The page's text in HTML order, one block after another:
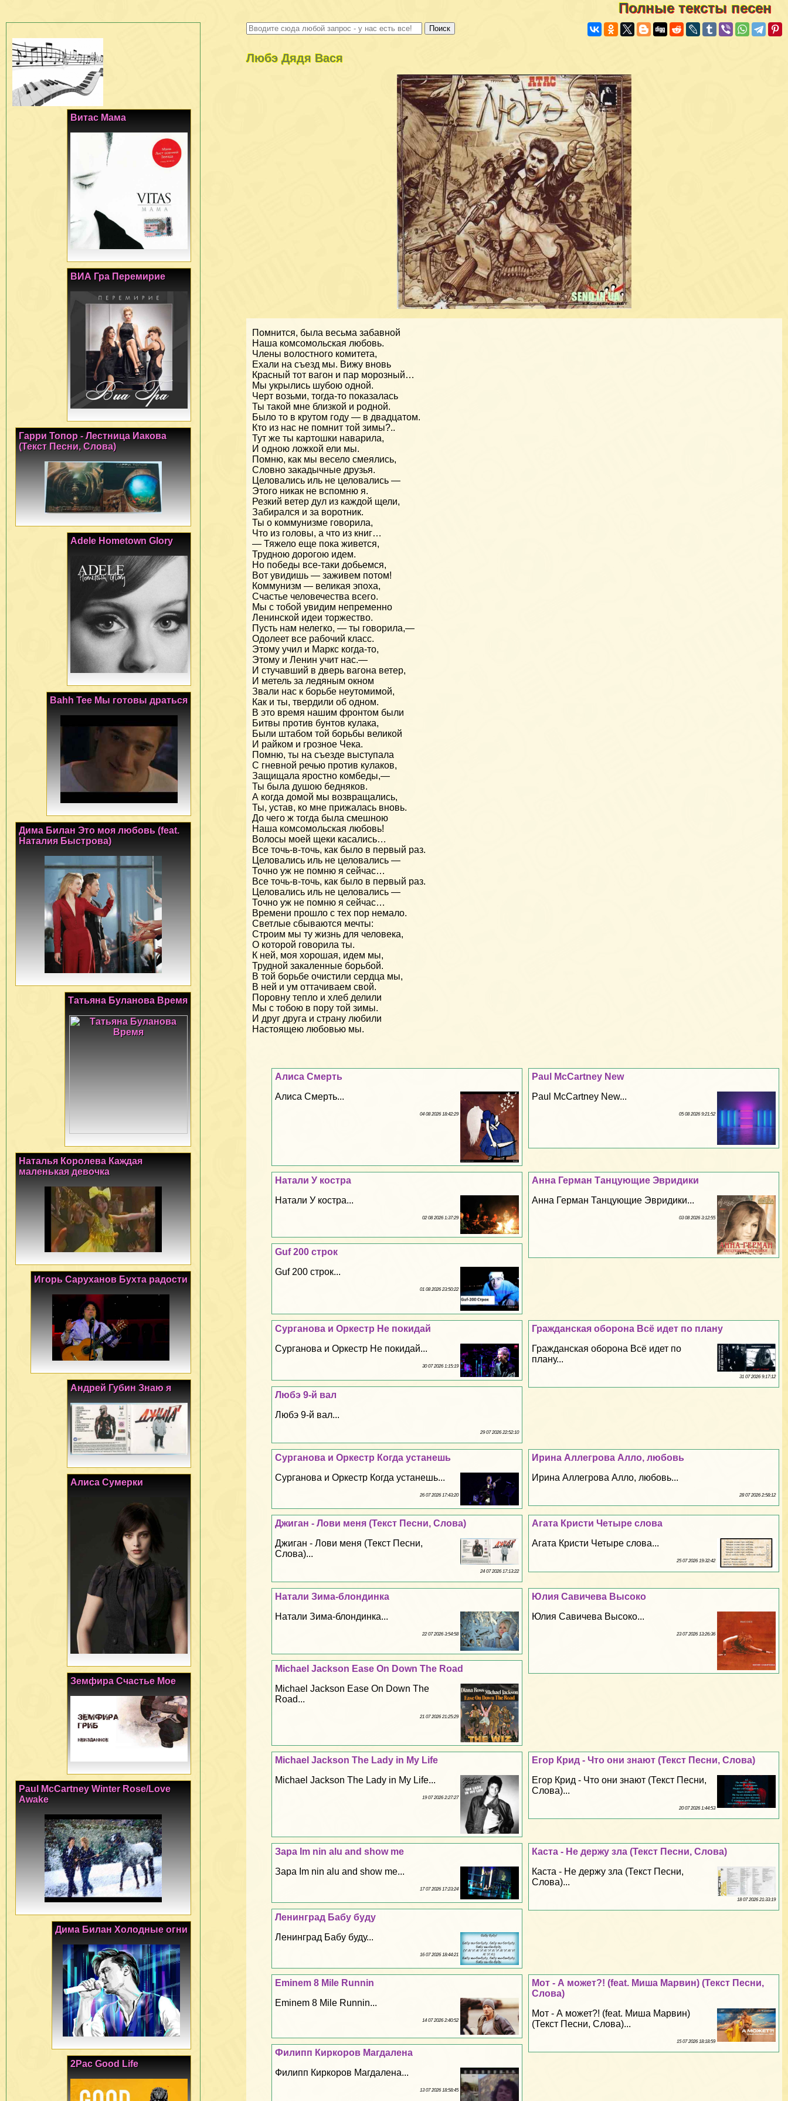
Полные тексты песен
Любэ Дядя Вася
Помнится, была весьма забавной
Наша комсомольская любовь.
Члены волостного комитета,
Ехали на съезд мы. Вижу вновь
Красный тот вагон и пар морозный…
Мы укрылись шубою одной.
Черт возьми, тогда-то показалась
Ты такой мне близкой и родной.
Было то в крутом году — в двадцатом.
Кто из нас не помнит той зимы?..
Тут же ты картошки наварила,
И одною ложкой ели мы.
Помню, как мы весело смеялись,
Словно закадычные друзья.
Целовались иль не целовались —
Этого никак не вспомню я.
Резкий ветер дул из каждой щели,
Забирался и за воротник.
Ты о коммунизме говорила,
Что из головы, а что из книг…
— Тяжело еще пока живется,
Трудною дорогою идем.
Но победы все-таки добьемся,
Вот увидишь — заживем потом!
Коммунизм — великая эпоха,
Счастье человечества всего.
Мы с тобой увидим непременно
Ленинской идеи торжество.
Пусть нам нелегко, — ты говорила,—
Одолеет все рабочий класс.
Этому учил и Маркс когда-то,
Этому и Ленин учит нас.—
И стучавший в дверь вагона ветер,
И метель за ледяным окном
Звали нас к борьбе неутомимой,
Как и ты, твердили об одном.
В это время нашим фронтом были
Битвы против бунтов кулака,
Были штабом той борьбы великой
И райком и грозное Чека.
Помню, ты на съезде выступала
С гневной речью против кулаков,
Защищала яростно комбеды,—
Ты была душою бедняков.
А когда домой мы возвращались,
Ты, устав, ко мне прижалась вновь.
До чего ж тогда была смешною
Наша комсомольская любовь!
Волосы моей щеки касались…
Все точь-в-точь, как было в первый раз.
Целовались иль не целовались —
Точно уж не помню я сейчас…
Все точь-в-точь, как было в первый раз.
Целовались иль не целовались —
Точно уж не помню я сейчас…
Времени прошло с тех пор немало.
Светлые сбываются мечты:
Строим мы ту жизнь для человека,
О которой говорила ты.
К ней, моя хорошая, идем мы,
Трудной закаленные борьбой.
В той борьбе очистили сердца мы,
В ней и ум оттачиваем свой.
Поровну тепло и хлеб делили
Мы с тобою в пору той зимы.
И друг друга и страну любили
Настоящею любовью мы.
Paul McCartney New
Paul McCartney New...
05 08 2026 9:21:52
Алиса Cмepть
Алиса Cмepть...
04 08 2026 18:42:29
Анна Герман Танцующие Эвридики
Анна Герман Танцующие Эвридики...
03 08 2026 3:12:55
Натали У костра
Натали У костра...
02 08 2026 1:37:29
Guf 200 строк
Guf 200 строк...
01 08 2026 23:50:22
Гражданская оборона Всё идет по плану
Гражданская оборона Всё идет по
плану...
31 07 2026 9:17:12
Сурганова и Оркестр Не покидай
Сурганова и Оркестр Не покидай...
30 07 2026 1:15:19
Любэ 9-й вал
Любэ 9-й вал...
29 07 2026 22:52:10
Ирина Аллегрова Алло, любовь
Ирина Аллегрова Алло, любовь...
28 07 2026 2:58:12
Сурганова и Оркестр Когда устанешь
Сурганова и Оркестр Когда устанешь...
26 07 2026 17:43:20
Агата Кристи Четыре слова
Агата Кристи Четыре слова...
25 07 2026 19:32:42
Джиган - Лови меня (Текст Песни, Слова)
Джиган - Лови меня (Текст Песни,
Слова)...
24 07 2026 17:13:22
Юлия Савичева Высоко
Юлия Савичева Высоко...
23 07 2026 13:26:36
Натали Зима-блондинка
Натали Зима-блондинка...
22 07 2026 3:54:58
Michael Jackson Ease On Down The Road
Michael Jackson Ease On Down The
Road...
21 07 2026 21:25:29
Егор Крид - Что они знают (Текст Песни, Слова)
Егор Крид - Что они знают (Текст Песни,
Слова)...
20 07 2026 1:44:53
Michael Jackson The Lady in My Life
Michael Jackson The Lady in My Life...
19 07 2026 2:27:27
Каста - Не держу зла (Текст Песни, Слова)
Каста - Не держу зла (Текст Песни,
Слова)...
18 07 2026 21:33:19
Зара Im nin alu and show me
Зара Im nin alu and show me...
17 07 2026 17:23:24
Ленинград Бабу буду
Ленинград Бабу буду...
16 07 2026 18:44:21
Мот - А может?! (feat. Миша Марвин) (Текст Песни,
Слова)
Мот - А может?! (feat. Миша Марвин)
(Текст Песни, Слова)...
15 07 2026 18:18:59
Eminem 8 Mile Runnin
Eminem 8 Mile Runnin...
14 07 2026 2:40:52
Филипп Киркоров Магдалена
Филипп Киркоров Магдалена...
13 07 2026 18:58:45
Витас Мама
ВИА Гра Перемирие
Гарри Топор - Лестница Иакова
(Текст Песни, Слова)
Adele Hometown Glory
Bahh Tee Мы готовы драться
Дима Билан Это моя любовь (feat.
Наталия Быстрова)
Татьяна Буланова Время
Наталья Королева Каждая
маленькая девочка
Игорь Саруханов Бухта радости
Андрей Губин Знаю я
Алиса Сумерки
Земфира Счастье Мое
Paul McCartney Winter Rose/Love
Awake
Дима Билан Холодные огни
2Pac Good Life